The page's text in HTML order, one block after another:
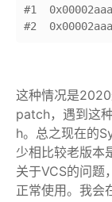
#1
这种情况是
patch，遇到这
h。总之现在的
少相比较老版本
关于VCS的问题
正常使用。我会